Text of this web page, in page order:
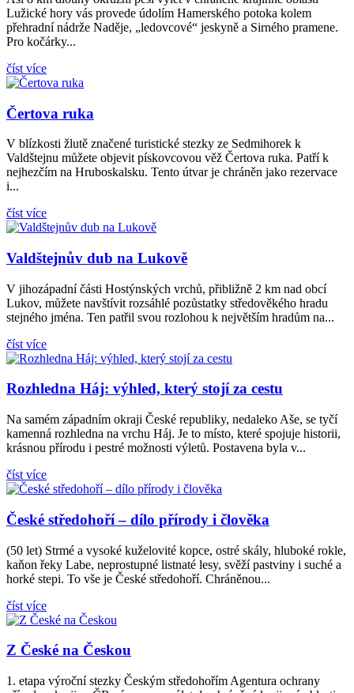
Lužické hory vás provede údolím Hamerského potoka kolem
přehradní nádrže Naděje, „ledovcové“ jeskyně a Sirného pramene.
Pro kočárky...
číst více
Čertova ruka
V blízkosti žlutě značené turistické stezky ze Sedmihorek k
Valdštejnu můžete objevit pískovcovou věž Čertova ruka. Patří k
nejhezčím na Hruboskalsku. Tento útvar je chráněn jako rezervace
i...
číst více
Valdštejnův dub na Lukově
V jihozápadní části Hostýnských vrchů, přibližně 2 km nad obcí
Lukov, můžete navštívit rozsáhlé pozůstatky středověkého hradu
stejného jména. Ten patřil svou rozlohou k největším hradům na...
číst více
Rozhledna Háj: výhled, který stojí za cestu
Na samém západním okraji České republiky, nedaleko Aše, se tyčí
kamenná rozhledna na vrchu Háj. Je to místo, které spojuje historii,
krásnou přírodu i pestré možnosti výletů. Postavena byla v...
číst více
České středohoří – dílo přírody i člověka
(50 let) Strmé a vysoké kuželovité kopce, ostré skály, hluboké rokle,
kaňon řeky Labe, neprostupné listnaté lesy, svěží pastviny i suché a
horké stepi. To vše je České středohoří. Chráněnou...
číst více
Z České na Českou
1. etapa výroční stezky Českým středohořím Agentura ochrany